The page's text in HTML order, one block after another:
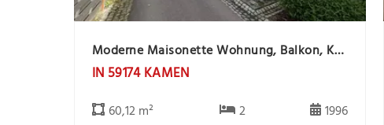
Moderne Maisonette Wohnung, Balkon, Keller, PKW Stlpl. -offene Besichtigung 26.8. von 16.00 - 17.00
IN 59174 KAMEN
60,12 m²
2
1996